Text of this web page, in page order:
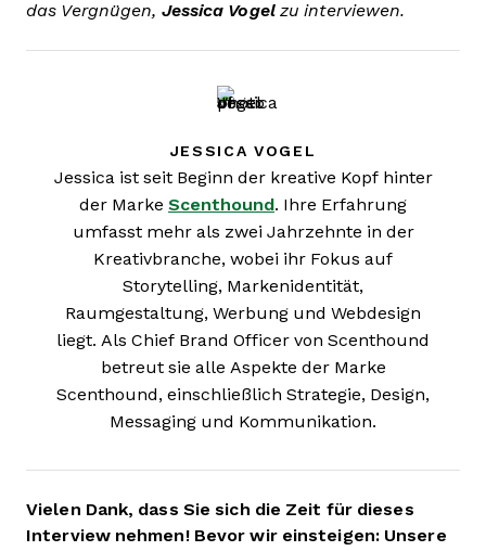
das Vergnügen, Jessica Vogelzu interviewen.
JESSICA VOGEL
Jessica ist seit Beginn der kreative Kopf hinter
der Marke Scenthound. Ihre Erfahrung
umfasst mehr als zwei Jahrzehnte in der
Kreativbranche, wobei ihr Fokus auf
Storytelling, Markenidentität,
Raumgestaltung, Werbung und Webdesign
liegt. Als Chief Brand Officer von Scenthound
betreut sie alle Aspekte der Marke
Scenthound, einschließlich Strategie, Design,
Messaging und Kommunikation.
Vielen Dank, dass Sie sich die Zeit für dieses
Interview nehmen! Bevor wir einsteigen: Unsere